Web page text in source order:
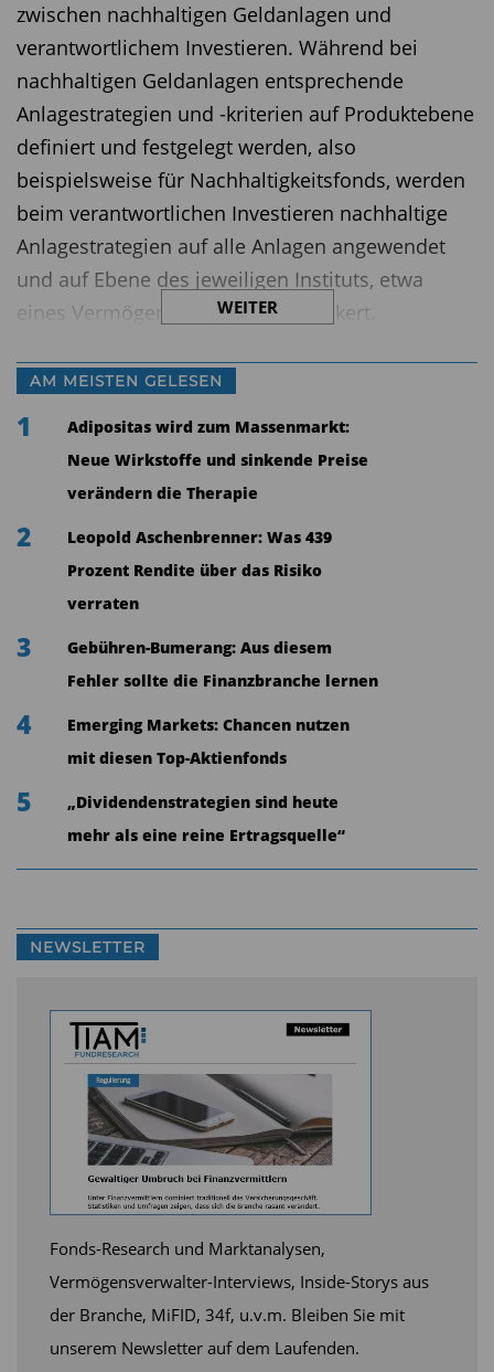
zwischen nachhaltigen Geldanlagen und
verantwortlichem Investieren. Während bei
nachhaltigen Geldanlagen entsprechende
Anlagestrategien und -kriterien auf Produktebene
definiert und festgelegt werden, also
beispielsweise für Nachhaltigkeitsfonds, werden
beim verantwortlichen Investieren nachhaltige
Anlagestrategien auf alle Anlagen angewendet
und auf Ebene des jeweiligen Instituts, etwa
eines Vermögensverwalters, verankert.
Mehr Transparenz
„Durch die Anpassung der Methodik erreichen
wir zwei Dinge“, erklärt FNG-
Vorstandsvorsitzender Volker Weber. „Zum einen
erfassen und beschreiben, zum anderen greift
das FNG bereits jetzt proaktiv die steigenden
Anforderungen der EU zum verantwortlichen
Investieren auf.“ Die Umstellung der
Erhebungsmethodik führt im Vergleich zum
Vorjahr zu punktuellen Veränderungen bei der
Zuordnung von Kapitalanlagen zu den beiden
dem verantwortlichen Investment und nicht
länger der Nachhaltigen Geldanlage zugeordnet.
Gesamtvolumen des verantwortlichen
Investierens per Ende 2017 bei 1,4 Billionen Euro.
ihres umfassenden Nachhaltigkeitsansatzes den
nachhaltigen Geldanlagen zugeordnet.
Unter den nachhaltigen Geldanlagen konnten
2017 insbesondere die nachhaltigen
Investmentfonds kräftig zulegen. Ihr Volumen
stieg um 30 Prozent auf nunmehr rund 30
Milliarden Euro. Die nachhaltigen Mandate
verbuchten einen Zuwachs um elf Prozent und
kommen nun auf ein Gesamtvolumen von 62
Milliarden Euro. Das ist laut FNG ein neuer
WEITER
AM MEISTEN GELESEN
1
Adipositas wird zum Massenmarkt:
Neue Wirkstoffe und sinkende Preise
verändern die Therapie
2
Leopold Aschenbrenner: Was 439
Prozent Rendite über das Risiko
verraten
3
Gebühren-Bumerang: Aus diesem
Fehler sollte die Finanzbranche lernen
4
Emerging Markets: Chancen nutzen
mit diesen Top-Aktienfonds
5
„Dividendenstrategien sind heute
mehr als eine reine Ertragsquelle“
NEWSLETTER
Fonds-Research und Marktanalysen,
Vermögensverwalter-Interviews, Inside-Storys aus
der Branche, MiFID, 34f, u.v.m. Bleiben Sie mit
unserem Newsletter auf dem Laufenden.